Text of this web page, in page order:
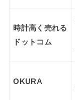
時計高く売れる
ドットコム
OKURA